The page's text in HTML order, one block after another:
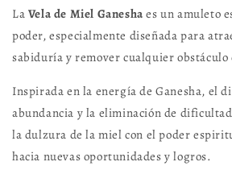
La Vela de Miel Ganesha es un amuleto
poder, especialmente diseñada para
sabiduría y remover cualquier obstáculo
Inspirada en la energía de Ganesha, el
abundancia y la eliminación de
la dulzura de la miel con el poder
hacia nuevas oportunidades y logros.